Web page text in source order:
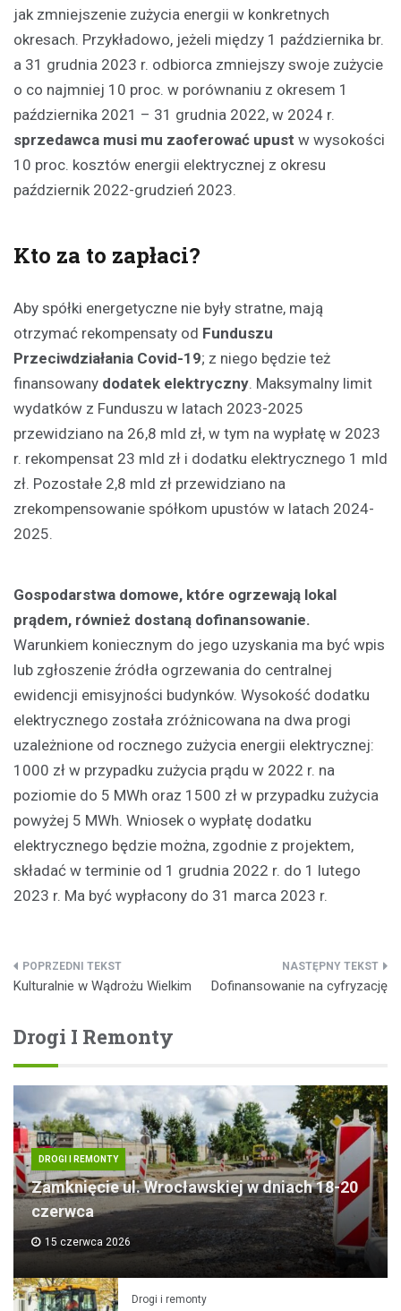
jak zmniejszenie zużycia energii w konkretnych
okresach. Przykładowo, jeżeli między 1 października br.
a 31 grudnia 2023 r. odbiorca zmniejszy swoje zużycie
o co najmniej 10 proc. w porównaniu z okresem 1
października 2021 – 31 grudnia 2022, w 2024 r.
sprzedawca musi mu zaoferować upust w wysokości
10 proc. kosztów energii elektrycznej z okresu
październik 2022-grudzień 2023.
Kto za to zapłaci?
Aby spółki energetyczne nie były stratne, mają
otrzymać rekompensaty od Funduszu
Przeciwdziałania Covid-19; z niego będzie też
finansowany dodatek elektryczny. Maksymalny limit
wydatków z Funduszu w latach 2023-2025
przewidziano na 26,8 mld zł, w tym na wypłatę w 2023
r. rekompensat 23 mld zł i dodatku elektrycznego 1 mld
zł. Pozostałe 2,8 mld zł przewidziano na
zrekompensowanie spółkom upustów w latach 2024-
2025.
Gospodarstwa domowe, które ogrzewają lokal
prądem, również dostaną dofinansowanie.
Warunkiem koniecznym do jego uzyskania ma być wpis
lub zgłoszenie źródła ogrzewania do centralnej
ewidencji emisyjności budynków. Wysokość dodatku
elektrycznego została zróżnicowana na dwa progi
uzależnione od rocznego zużycia energii elektrycznej:
1000 zł w przypadku zużycia prądu w 2022 r. na
poziomie do 5 MWh oraz 1500 zł w przypadku zużycia
powyżej 5 MWh. Wniosek o wypłatę dodatku
elektrycznego będzie można, zgodnie z projektem,
składać w terminie od 1 grudnia 2022 r. do 1 lutego
2023 r. Ma być wypłacony do 31 marca 2023 r.
Nawigacja
Kulturalnie w Wądrożu Wielkim Dofinansowanie na cyfryzację
Drogi I Remonty
DROGI I REMONTY
Zamknięcie ul. Wrocławskiej w dniach 18-20
czerwca
15 czerwca 2026
Drogi i remonty